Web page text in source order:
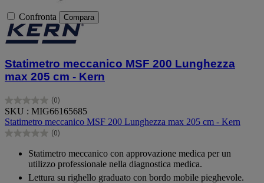
Confronta Compara
Statimetro meccanico MSF 200 Lunghezza
max 205 cm - Kern
(0)
0.0
su
5
stelle.
SKU : MIG66165685
Statimetro meccanico MSF 200 Lunghezza max 205 cm - Kern
(0)
0.0
Statimetro meccanico con approvazione medica per un
utilizzo professionale nella diagnostica medica.
Lettura su righello graduato con bordo mobile pieghevole.